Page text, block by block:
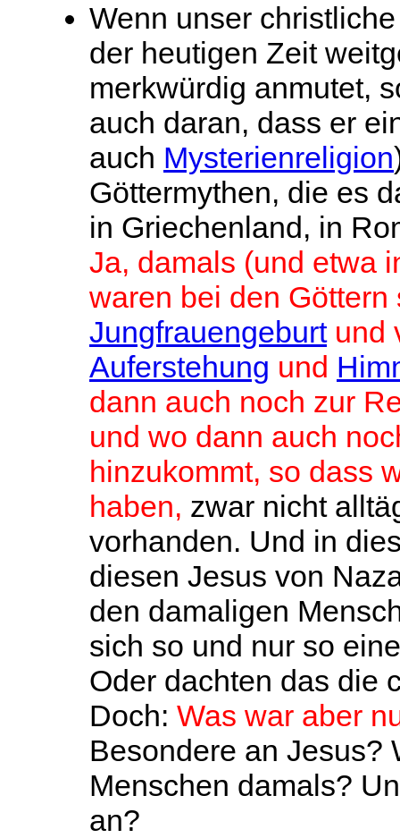
Wenn unser
der heutigen Zeit
merkwürdig anmutet,
auch daran, dass er
auch Mysterienreligion
Göttermythen, die es
in Griechenland, in
Ja, damals (und etwa
waren bei den
Jungfrauengeburtund
Auferstehung und
dann auch noch zur
und wo dann auch
hinzukommt, so dass
haben, zwar nicht
vorhanden. Und in
diesen Jesus von
den damaligen
sich so und nur so
Oder dachten das die
Doch: Was war aber
Besondere an Jesus?
Menschen damals?
an?